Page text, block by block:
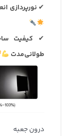
✔ نورپردازی
✔ کیفیت
طولانی‌مدت
درون جعبه